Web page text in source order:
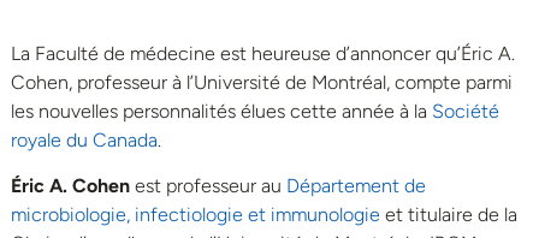
La Faculté de médecine est heureuse d’annoncer qu’Éric A.
Cohen, professeur à l’Université de Montréal, compte parmi
les nouvelles personnalités élues cette année à la Société
royale du Canada.
Éric A. Cohen est professeur au Département de
microbiologie, infectiologie et immunologie et titulaire de la